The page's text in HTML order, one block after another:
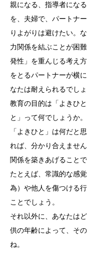
親になる、指導者にな
を、夫婦で、パートナ
りよがりは避けたい。
力関係を結ぶことが困
発性」を重んじる考え
をとるパートナーが横
なたは耐えられるでしょ
教育の目的は「よきひ
と」って何でしょうか
「よきひと」は何だと
れば、分かり合えませ
関係を築きあげることで
たとえば、常識的な感
為）や他人を傷つける
ことでしょう。
それ以外に、あなたは
供の年齢によって、そ
ね。